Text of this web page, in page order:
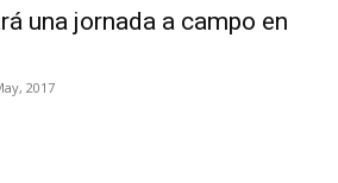
una jornada a campo en
2017